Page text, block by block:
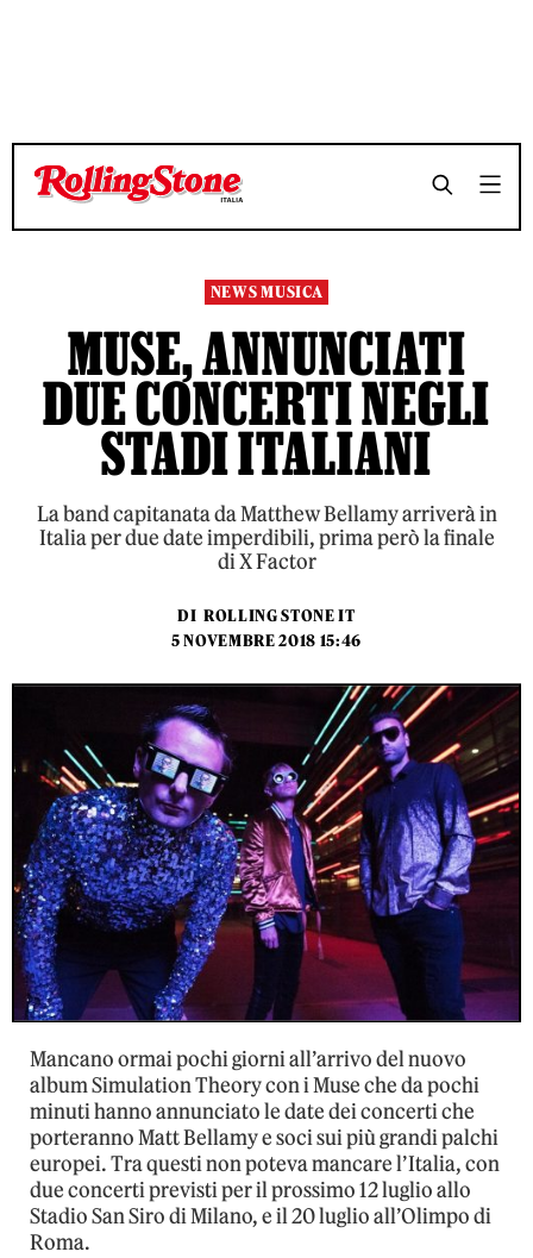
TEMPO DI LETTURA 2 MINUTI SHARE
TEMPO DI LETTURA 2 MINUTI SHARE
NEWS MUSICA
MUSE, ANNUNCIATI
DUE CONCERTI NEGLI
STADI ITALIANI
La band capitanata da Matthew Bellamy arriverà in
Italia per due date imperdibili, prima però la finale
di X Factor
DI ROLLING STONE IT
5 NOVEMBRE 2018 15:46
Mancano ormai pochi giorni all’arrivo del nuovo
album Simulation Theory con i Muse che da pochi
minuti hanno annunciato le date dei concerti che
porteranno Matt Bellamy e soci sui più grandi palchi
europei. Tra questi non poteva mancare l’Italia, con
due concerti previsti per il prossimo 12 luglio allo
Stadio San Siro di Milano, e il 20 luglio all’Olimpo di
Roma.